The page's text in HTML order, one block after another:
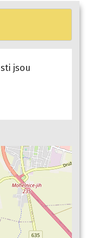
jsou